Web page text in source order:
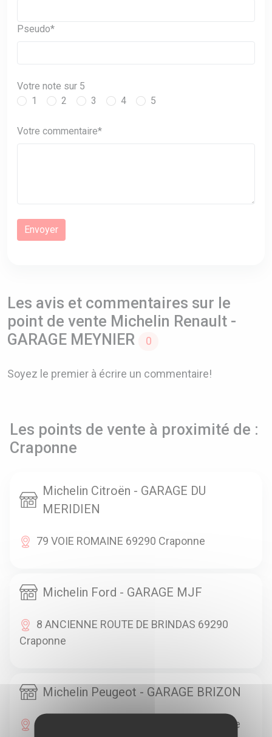
Pseudo*
Votre note sur 5
1
2 3 4 5
Votre commentaire*
Les avis et commentaires sur le
point de vente Michelin Renault -
GARAGE MEYNIER
0
Soyez le premier à écrire un commentaire!
Les points de vente à proximité de :
Craponne
Michelin Citroën - GARAGE DU
MERIDIEN
79 VOIE ROMAINE 69290 Craponne
Michelin Ford - GARAGE MJF
8 ANCIENNE ROUTE DE BRINDAS 69290
Craponne
Michelin Peugeot - GARAGE BRIZON
64 AV EDOUARD MILLAUD 69290 Craponne